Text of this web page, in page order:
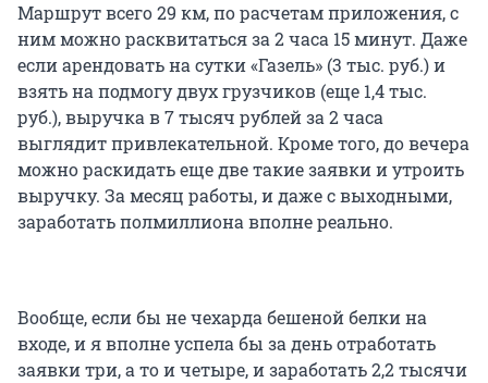
Маршрут всего 29 км, по расчетам приложения, с
ним можно расквитаться за 2 часа 15 минут. Даже
если арендовать на сутки «Газель» (3 тыс. руб.) и
взять на подмогу двух грузчиков (еще 1,4 тыс.
руб.), выручка в 7 тысяч рублей за 2 часа
выглядит привлекательной. Кроме того, до вечера
можно раскидать еще две такие заявки и утроить
выручку. За месяц работы, и даже с выходными,
заработать полмиллиона вполне реально.
Вообще, если бы не чехарда бешеной белки на
входе, и я вполне успела бы за день отработать
заявки три, а то и четыре, и заработать 2,2 тысячи